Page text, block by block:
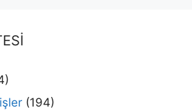
(194)